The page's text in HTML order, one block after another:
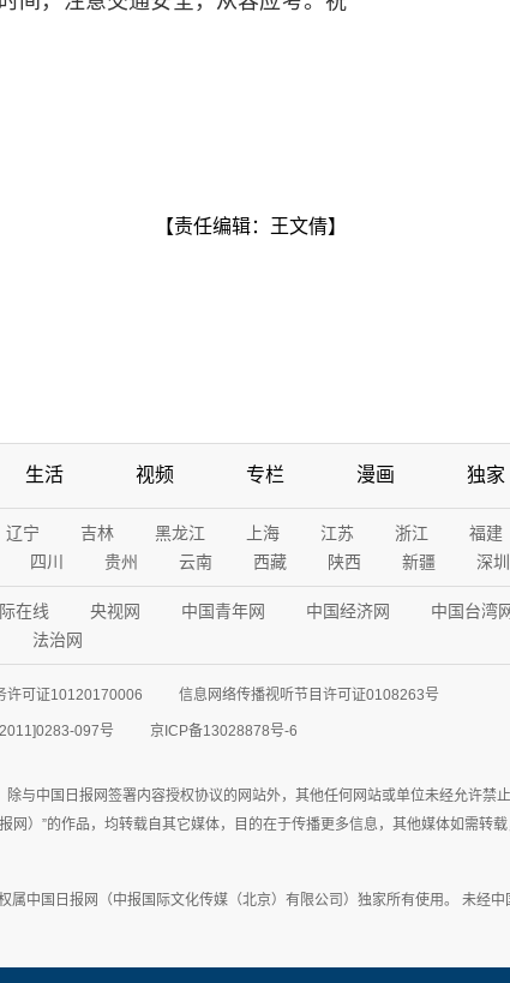
【责任编辑：王文倩】
生活 视频 专栏 漫画 独家
辽宁 吉林 黑龙江 上海 江苏 浙江 福建
四川 贵州 云南 西藏 陕西 新疆 深圳
在线 央视网 中国青年网 中国经济网 中国台湾
法治网
许可证10120170006 信息网络传播视听节目许可证0108263号
097号 京ICP备13028878号-6
与中国日报网签署内容授权协议的网站外，其他任何网站或单位未经允许禁
）”的作品，均转载自其它媒体，目的在于传播更多信息，其他媒体如需转
中国日报网（中报国际文化传媒（北京）有限公司）独家所有使用。 未经